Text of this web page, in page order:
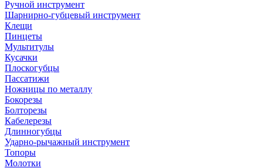
Ручной инструмент
Шарнирно-губцевый инструмент
Клещи
Пинцеты
Мультитулы
Кусачки
Плоскогубцы
Пассатижи
Ножницы по металлу
Бокорезы
Болторезы
Кабелерезы
Длинногубцы
Ударно-рычажный инструмент
Топоры
Молотки